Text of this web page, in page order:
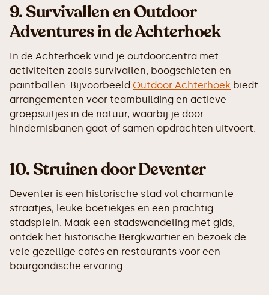
9.Survivallen en Outdoor
Adventures in de Achterhoek
In de Achterhoek vind je outdoorcentra met
activiteiten zoals survivallen, boogschieten en
paintballen. Bijvoorbeeld Outdoor Achterhoek biedt
arrangementen voor teambuilding en actieve
groepsuitjes in de natuur, waarbij je door
hindernisbanen gaat of samen opdrachten uitvoert.
10.Struinen door Deventer
Deventer is een historische stad vol charmante
straatjes, leuke boetiekjes en een prachtig
stadsplein. Maak een stadswandeling met gids,
ontdek het historische Bergkwartier en bezoek de
vele gezellige cafés en restaurants voor een
bourgondische ervaring.